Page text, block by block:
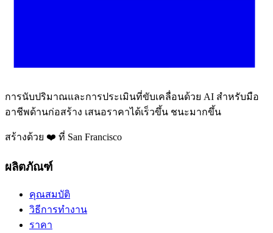
การนับปริมาณและการประเมินที่ขับเคลื่อนด้วย AI สำหรับมือ
อาชีพด้านก่อสร้าง เสนอราคาได้เร็วขึ้น ชนะมากขึ้น
สร้างด้วย ❤️ ที่ San Francisco
ผลิตภัณฑ์
คุณสมบัติ
วิธีการทำงาน
ราคา